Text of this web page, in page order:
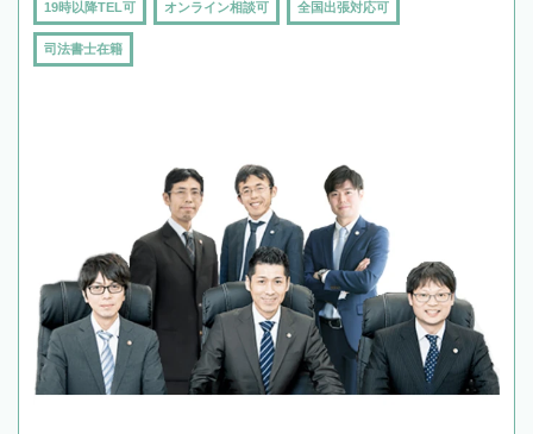
19時以降TEL可 オンライン相談可 全国出張対応可
司法書士在籍